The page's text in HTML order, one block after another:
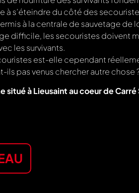
à s’éteindre du côté des
à la centrale de sauvetage de
difficile, les secouristes doivent
les survivants.
est-elle cependant
ils pas venus chercher autre chose
situé à Lieusaint au coeur de Carré